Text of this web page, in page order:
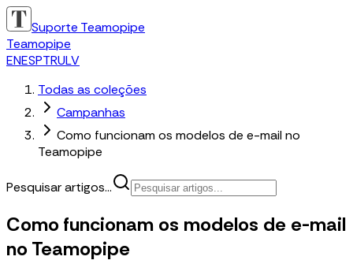
Suporte Teamopipe
Teamopipe
ENESPTRULV
Todas as coleções
Campanhas
Como funcionam os modelos de e-mail no
Teamopipe
Pesquisar artigos...
Como funcionam os modelos de e-mail
no Teamopipe